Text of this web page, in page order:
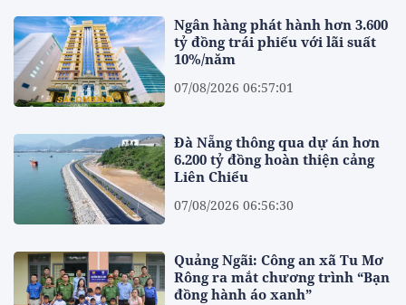
Ngân hàng phát hành hơn 3.600
tỷ đồng trái phiếu với lãi suất
10%/năm
07/08/2026 06:57:01
Đà Nẵng thông qua dự án hơn
6.200 tỷ đồng hoàn thiện cảng
Liên Chiểu
07/08/2026 06:56:30
Quảng Ngãi: Công an xã Tu Mơ
Rông ra mắt chương trình “Bạn
đồng hành áo xanh”